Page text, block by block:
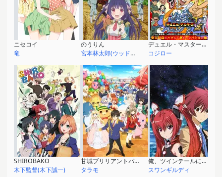
ニセコイ
竜
のうりん
宮本林太郎(ウッドマン林太郎)
デュエル・マスターズ VS
コジロー
SHIROBAKO
木下監督(木下誠一)
甘城ブリリアントパーク
タラモ
俺、ツインテールになります。
スワンギルディ